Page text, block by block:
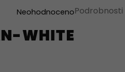
WHITE
Neohodnoceno